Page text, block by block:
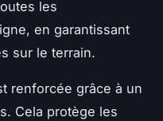
les
en garantissant
sur le terrain.
renforcée grâce à un
Cela protège les